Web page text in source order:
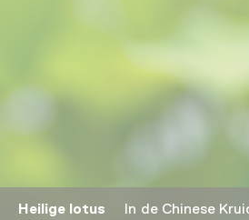
Heilige lotus In de Chinese